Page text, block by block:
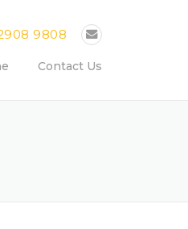
9808
Contact Us